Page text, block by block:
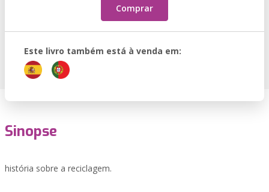
Comprar
Este livro também está à venda em:
Sinopse
história sobre a reciclagem.